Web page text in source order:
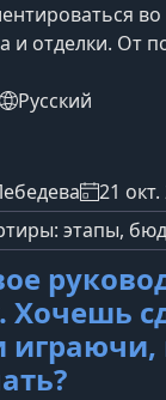
во
и отделки. От
— вы
рекомендации
помогут
Александр
— от
Русский
21 окт.
этапы,
Хочешь
играючи,